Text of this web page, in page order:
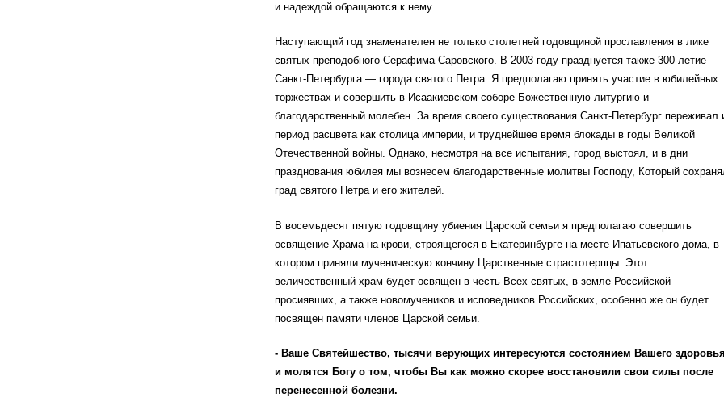
и надеждой обращаются к нему.
Наступающий год знаменателен не только столетней годовщиной прославления в лике
святых преподобного Серафима Саровского. В 2003 году празднуется также 300-летие
Санкт-Петербурга — города святого Петра. Я предполагаю принять участие в юбилейных
торжествах и совершить в Исаакиевском соборе Божественную литургию и
благодарственный молебен. За время своего существования Санкт-Петербург переживал
период расцвета как столица империи, и труднейшее время блокады в годы Великой
Отечественной войны. Однако, несмотря на все испытания, город выстоял, и в дни
празднования юбилея мы вознесем благодарственные молитвы Господу, Который
град святого Петра и его жителей.
В восемьдесят пятую годовщину убиения Царской семьи я предполагаю совершить
освящение Храма-на-крови, строящегося в Екатеринбурге на месте Ипатьевского дома, в
котором приняли мученическую кончину Царственные страстотерпцы. Этот
величественный храм будет освящен в честь Всех святых, в земле Российской
просиявших, а также новомучеников и исповедников Российских, особенно же он будет
посвящен памяти членов Царской семьи.
- Ваше Святейшество, тысячи верующих интересуются состоянием Вашего здоровья
и молятся Богу о том, чтобы Вы как можно скорее восстановили свои силы после
перенесенной болезни.